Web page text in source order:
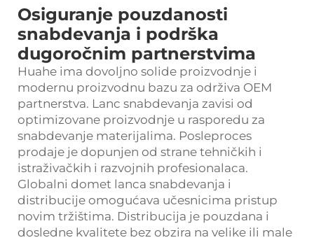
Osiguranje pouzdanosti
snabdevanja i podrška
dugoročnim partnerstvima
Huahe ima dovoljno solide proizvodnje i
modernu proizvodnu bazu za održiva OEM
partnerstva. Lanc snabdevanja zavisi od
optimizovane proizvodnje u rasporedu za
snabdevanje materijalima. Posleproces
prodaje je dopunjen od strane tehničkih i
istraživačkih i razvojnih profesionalaca.
Globalni domet lanca snabdevanja i
distribucije omogućava učesnicima pristup
novim tržištima. Distribucija je pouzdana i
dosledne kvalitete bez obzira na velike ili male